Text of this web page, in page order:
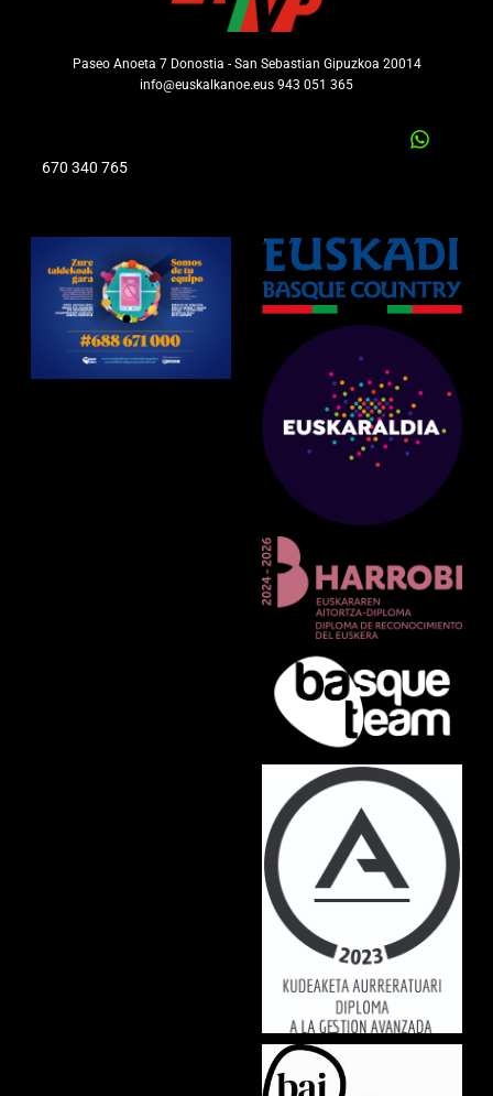
Paseo Anoeta 7 Donostia - San Sebastian Gipuzkoa 20014
info@euskalkanoe.eus 943 051 365
670 340 765